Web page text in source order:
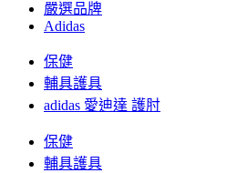
嚴選品牌
Adidas
保健
輔具護具
adidas 愛迪達 護肘
保健
輔具護具